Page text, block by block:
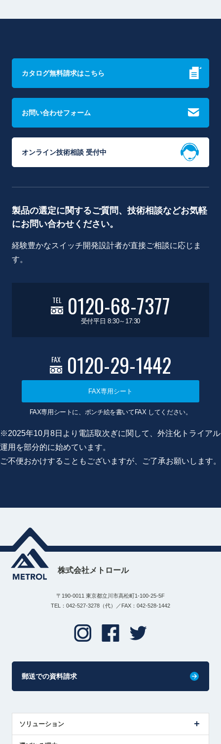
カタログ無料請求はこちら
お問い合わせフォーム
オンライン技術相談 受付中
製品の選定に関するご質問、技術相談などお気軽
にお問い合わせください。
経験豊かなスイッチ開発設計者が直接ご相談に応じま
す。
TEL 0120-68-7377
受付平日 8:30～17:30
FAX 0120-29-1442
FAX専用シート
FAX専用シートに、ポンチ絵を書いてFAX してください。
※2025年10月8日より電話取次ぎに関して、外注化トライアル
運用を部分的に始めています。
ご不便おかけすることもございますが、ご了承お願いします。
株式会社メトロール
〒190-0011 東京都立川市高松町1-100-25-5F
TEL：042-527-3278（代）／FAX：042-528-1442
郵送での資料請求
ソリューション